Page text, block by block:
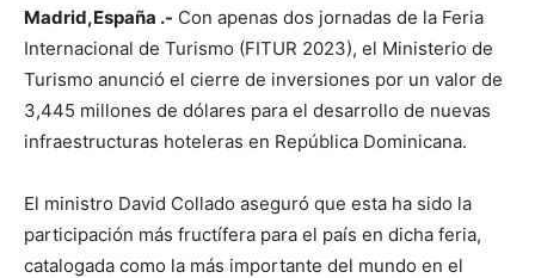
Madrid,España .- Con apenas dos jornadas de la Feria
Internacional de Turismo (FITUR 2023), el Ministerio de
Turismo anunció el cierre de inversiones por un valor de
3,445 millones de dólares para el desarrollo de nuevas
infraestructuras hoteleras en República Dominicana.
El ministro David Collado aseguró que esta ha sido la
participación más fructífera para el país en dicha feria,
catalogada como la más importante del mundo en el